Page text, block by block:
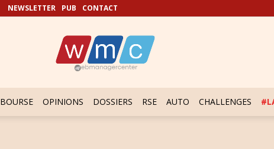
NEWSLETTER PUB CONTACT
BOURSE OPINIONS DOSSIERS RSE AUTO CHALLENGES